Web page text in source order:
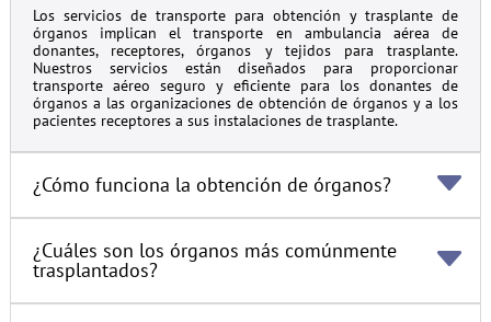
Los servicios de transporte para obtención y trasplante de
órganos implican el transporte en ambulancia aérea de
donantes, receptores, órganos y tejidos para trasplante.
Nuestros servicios están diseñados para proporcionar
transporte aéreo seguro y eficiente para los donantes de
órganos a las organizaciones de obtención de órganos y a los
pacientes receptores a sus instalaciones de trasplante.
¿Cómo funciona la obtención de órganos?
¿Cuáles son los órganos más comúnmente
trasplantados?